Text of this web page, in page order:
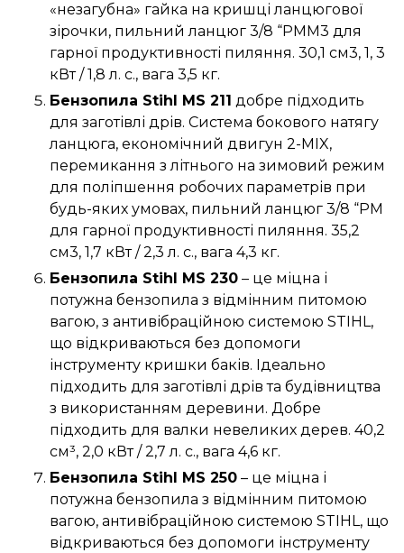
«незагубна» гайка на кришці ланцюгової
зірочки, пильний ланцюг 3/8 “PMM3 для
гарної продуктивності пиляння. 30,1 см3, 1, 3
кВт / 1,8 л. с., вага 3,5 кг.
Бензопила Stihl MS 211 добре підходить
для заготівлі дрів. Система бокового натягу
ланцюга, економічний двигун 2-MIX,
перемикання з літнього на зимовий режим
для поліпшення робочих параметрів при
будь-яких умовах, пильний ланцюг 3/8 “PM
для гарної продуктивності пиляння. 35,2
см3, 1,7 кВт / 2,3 л. с., вага 4,3 кг.
Бензопила Stihl MS 230 – це міцна і
потужна бензопила з відмінним питомою
вагою, з антивібраційною системою STIHL,
що відкриваються без допомоги
інструменту кришки баків. Ідеально
підходить для заготівлі дрів та будівництва
з використанням деревини. Добре
підходить для валки невеликих дерев. 40,2
см³, 2,0 кВт / 2,7 л. с., вага 4,6 кг.
Бензопила Stihl MS 250 – це міцна і
потужна бензопила з відмінним питомою
вагою, антивібраційною системою STIHL, що
відкриваються без допомоги інструменту